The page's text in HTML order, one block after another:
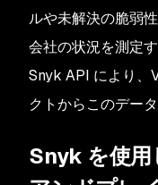
ルや未解決の脆弱
会社の状況を測定
Snyk API により、
クトからこのデー
Snyk を使